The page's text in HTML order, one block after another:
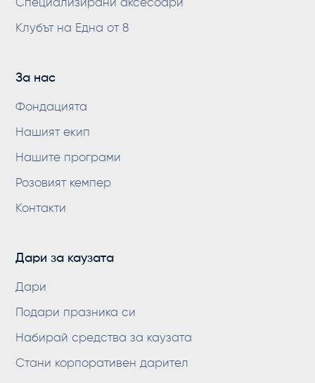
Специализирани аксесоари
Клубът на Една от 8
За нас
Фондацията
Нашият екип
Нашите програми
Розовият кемпер
Контакти
Дари за каузата
Дари
Подари празника си
Набирай средства за каузата
Стани корпоративен дарител